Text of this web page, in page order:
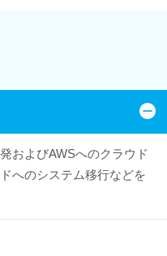
およびAWSへのクラウド
へのシステム移行などを